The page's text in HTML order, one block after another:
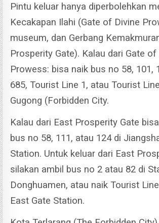
Pintu keluar hanya diperbolehkan
Kecakapan Ilahi (Gate of Divine
museum, dan Gerbang
Prosperity Gate). Kalau dari Gate of
Prowess: bisa naik bus no 58, 101,
685, Tourist Line 1, atau Tourist
Gugong (Forbidden City.
Kalau dari East Prosperity Gate
bus no 58, 111, atau 124 di
Station. Untuk keluar dari East
silakan ambil bus no 2 atau 82 di
Donghuamen, atau naik Tourist
East Gate Station.